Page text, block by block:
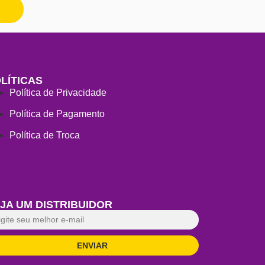
Política de Privacidade
Política de Pagamento
Política de Troca
UM DISTRIBUIDOR
ENVIAR